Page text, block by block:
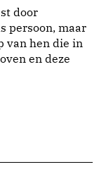
door
persoon, maar
van hen die in
en deze